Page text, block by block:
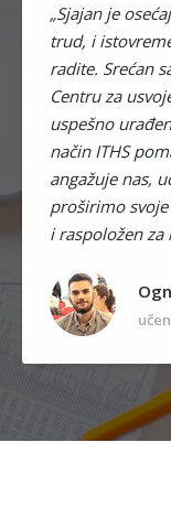
„Sjajan je
trud, i
radite. Srećan
Centru za
uspešno
način ITHS
angažuje nas,
proširimo
i raspoložen za